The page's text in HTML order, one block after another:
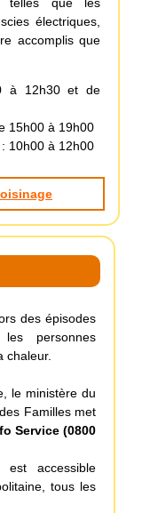
électriques,
accomplis que
à 12h30 et de
15h00 à 19h00
10h00 à 12h00
des épisodes
personnes
chaleur.
le ministère du
Familles met
Service (0800
, est accessible
tous les